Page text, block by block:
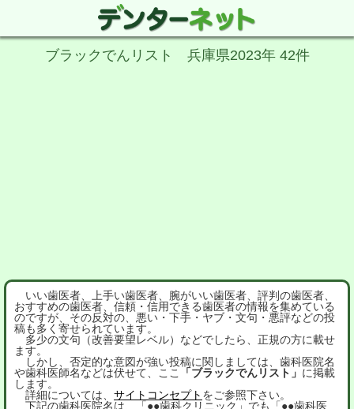
ブラックでんリスト 兵庫県2023年 42件
いい歯医者、上手い歯医者、腕がいい歯医者、評判の歯医者、
おすすめの歯医者、信頼・信用できる歯医者の情報を集めている
のですが、その反対の、悪い・下手・ヤブ・文句・悪評などの投
稿も多く寄せられています。
多少の文句（改善要望レベル）などでしたら、正規の方に載せ
ます。
しかし、否定的な意図が強い投稿に関しましては、歯科医院名
や歯科医師名などは伏せて、ここ
「ブラックでんリスト」 に掲載
します。
詳細については、 サイトコンセプト をご参照下さい。
下記の歯科医院名は、「●●歯科クリニック」でも「●●歯科医